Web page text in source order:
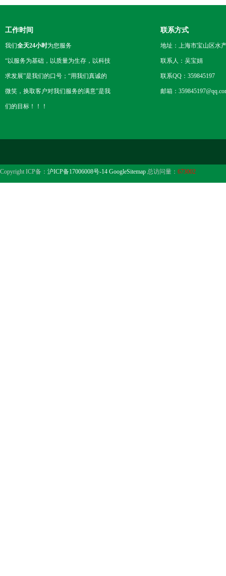
工作时间
我们全天24小时为您服务
“以服务为基础，以质量为生存，以科技
求发展”是我们的口号；“用我们真诚的
微笑，换取客户对我们服务的满意”是我
们的目标！！！
联系方式
地址：上海市宝山区水
联系人：吴宝娟
联系QQ：359845197
邮箱：
Copyright ICP备： 沪ICP备17006008号-14 GoogleSitemap 总访问量： 673002